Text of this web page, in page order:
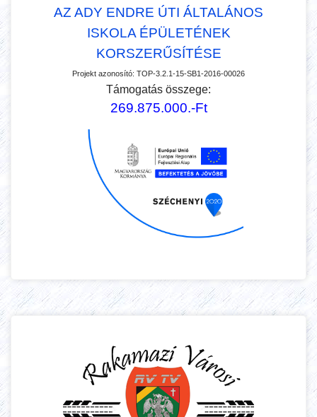
AZ ADY ENDRE ÚTI ÁLTALÁNOS
ISKOLA ÉPÜLETÉNEK
KORSZERŰSÍTÉSE
Projekt azonosító: TOP-3.2.1-15-SB1-2016-00026
Támogatás összege:
269.875.000.-Ft